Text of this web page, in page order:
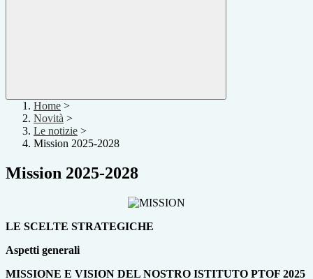
Home >
Novità >
Le notizie >
Mission 2025-2028
Mission 2025-2028
LE SCELTE STRATEGICHE
Aspetti generali
MISSIONE E VISION DEL NOSTRO ISTITUTO PTOF 2025